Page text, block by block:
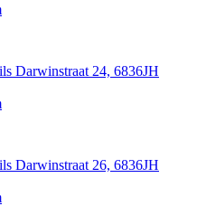
Darwinstraat 24, 6836JH
Darwinstraat 26, 6836JH